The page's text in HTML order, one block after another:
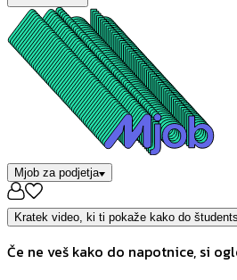
Mjob za podjetja
Kratek video, ki ti pokaže kako do
Če ne veš kako do napotnice, si